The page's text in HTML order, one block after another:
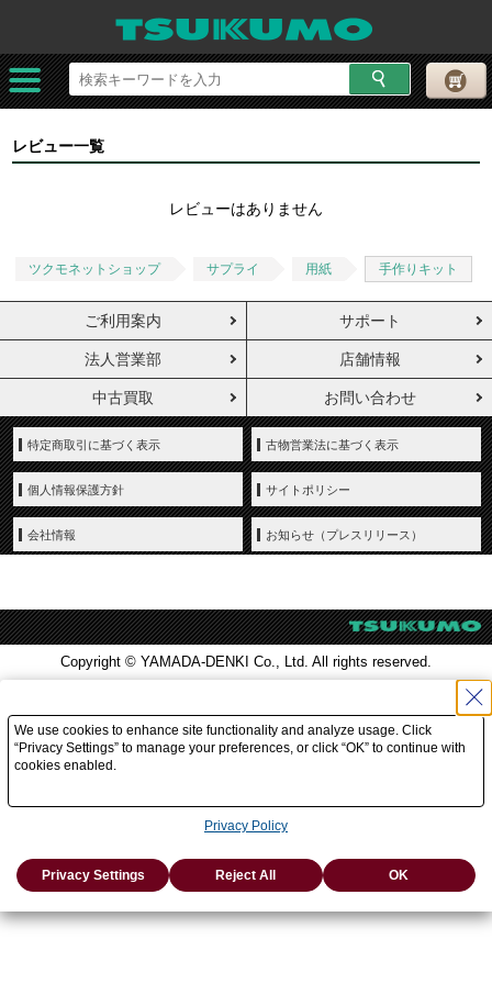
レビュー一覧
レビューはありません
ツクモネットショップ サプライ 用紙 手作りキット
ご利用案内 サポート
法人営業部 店舗情報
中古買取 お問い合わせ
特定商取引に基づく表示 古物営業法に基づく表示
個人情報保護方針 サイトポリシー
会社情報 お知らせ（プレスリリース）
Copyright © YAMADA-DENKI Co., Ltd. All rights reserved.
We use cookies to enhance site functionality and analyze usage. Click
“Privacy Settings” to manage your preferences, or click “OK” to continue with
cookies enabled.
Privacy Policy
Privacy Settings Reject All OK